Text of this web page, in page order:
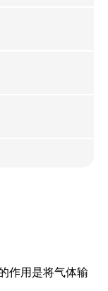
作用是将气体输